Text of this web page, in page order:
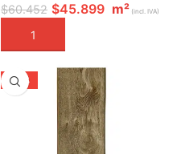
$60.452 $45.899 m² (incl. IVA)
AÑADIR A LA CESTA
-24%